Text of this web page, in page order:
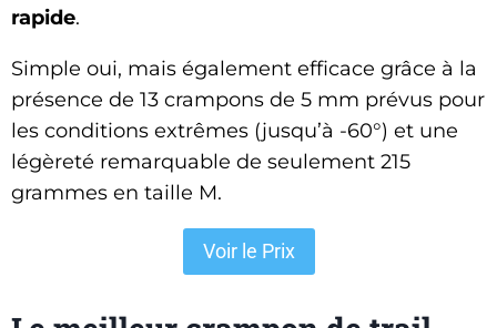
rapide.
Simple oui, mais également efficace grâce à la
présence de 13 crampons de 5 mm prévus pour
les conditions extrêmes (jusqu’à -60°) et une
légèreté remarquable de seulement 215
grammes en taille M.
Voir le Prix